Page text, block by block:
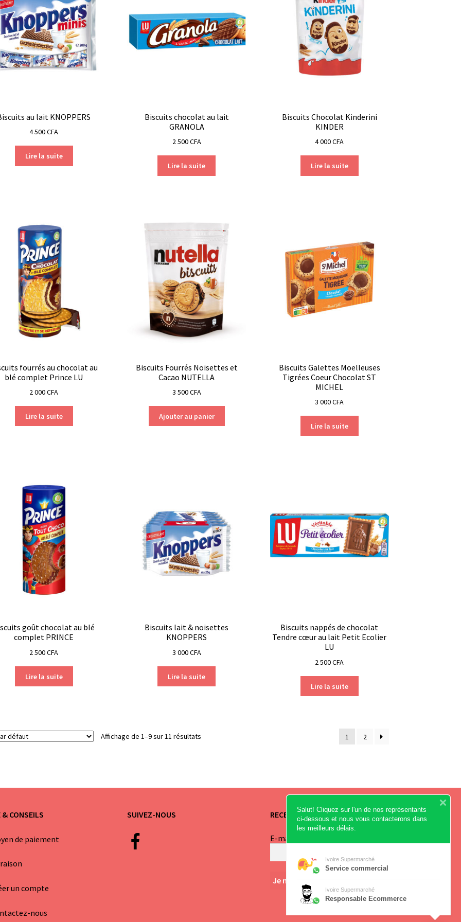
au lait KNOPPERS
4 500CFA
Lire la suite
Biscuits chocolat au lait
GRANOLA
2 500CFA
Lire la suite
Biscuits Chocolat Kinderini
KINDER
4 000CFA
Lire la suite
fourrés au chocolat au
blé complet Prince LU
2 000CFA
Lire la suite
Biscuits Fourrés Noisettes et
Cacao NUTELLA
3 500CFA
Ajouter au panier
Biscuits Galettes Moelleuses
Tigrées Coeur Chocolat ST
MICHEL
3 000CFA
Lire la suite
goût chocolat au blé
complet PRINCE
2 500CFA
Lire la suite
Biscuits lait & noisettes
KNOPPERS
3 000CFA
Lire la suite
Biscuits nappés de chocolat
Tendre cœur au lait Petit Ecolier
LU
2 500CFA
Lire la suite
Affichage de 1–9 sur 11 résultats 1 2
& CONSEILS
de paiement
un compte
nous
SUIVEZ-NOUS RECEVEZ NOS OFFRES
E-mail
Salut! Cliquez sur l'un de nos représentants
ci-dessous et nous vous contacterons dans
les meilleurs délais.
Ivoire Supermarché
Service commercial
Ivoire Supermarché
Responsable Ecommerce